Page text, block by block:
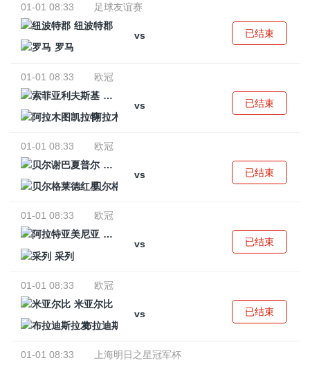
01-01 08:33
足球友谊赛
纽波特郡
vs
罗马
已结束
01-01 08:33
欧冠
索菲亚利夫斯基
vs
阿拉木图凯拉特
已结束
01-01 08:33
欧冠
贝尔谢巴夏普尔
vs
贝尔格莱德红星
已结束
01-01 08:33
欧冠
阿拉特亚美尼亚
vs
采列
已结束
01-01 08:33
欧冠
米亚尔比
vs
布拉迪斯拉发
已结束
01-01 08:33
上海明日之星冠军杯